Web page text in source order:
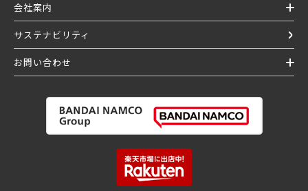
会社案内
サステナビリティ
お問い合わせ